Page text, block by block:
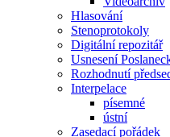
Hlasování
Stenoprotokoly
Digitální repozitář
Usnesení
Rozhodnutí
Interpelace
písemné
ústní
Zasedací pořádek